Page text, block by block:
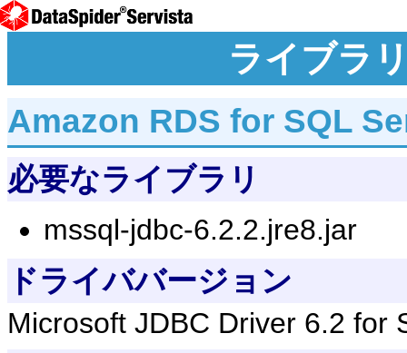
ライブラ
Amazon RDS for SQL
必要なライブラリ
mssql-jdbc-6.2.2.jre8.jar
ドライババージョン
Microsoft JDBC Driver 6.2 for